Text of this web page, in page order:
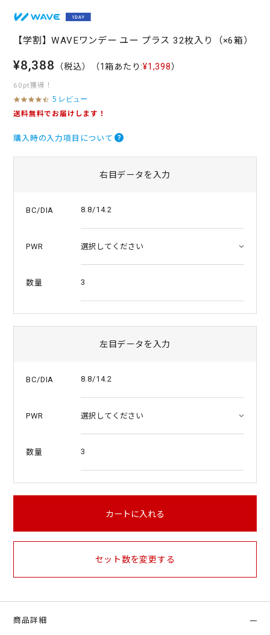
【学割】WAVEワンデー ユー プラス 32枚入り（×6箱）
¥8,388 （税込） （1箱あたり:¥1,398）
60pt獲得！
4
.
t
n
5 レビュー
送料無料でお届けします！
購入時の入力項目について
右目データを入力
BC/DIA 8.8/14.2
PWR
数量 3
左目データを入力
BC/DIA 8.8/14.2
PWR
数量 3
カートに入れる
セット数を変更する
商品詳細